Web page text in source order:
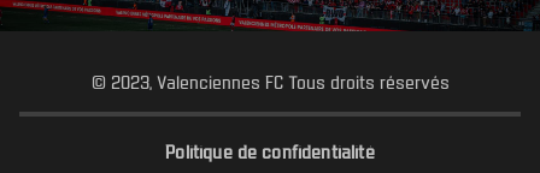
© 2023, Valenciennes FC Tous droits réservés
Politique de confidentialité